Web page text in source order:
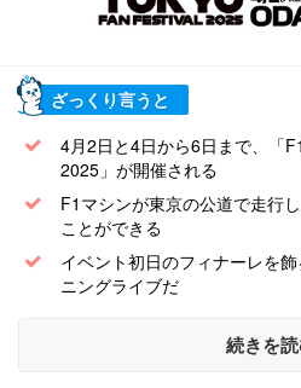
ざっくり言うと
4月2日と4日から6日まで、「
2025」が開催される
F1マシンが東京の公道で走行
ことができる
イベント初日のフィナーレを
ニングライブだ
続きを